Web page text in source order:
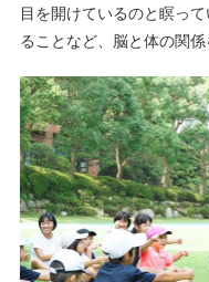
目を開けているのと瞑っ
ることなど、脳と体の関